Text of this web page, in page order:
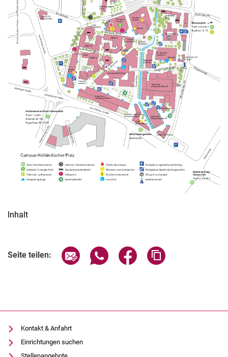
Alle Meldungen
Alle Termine
Inhalt
Seite teilen: Seite über E-Mail teilen
Seite über WhatsApp teilen
Seite über Facebook
Kontakt & Anfahrt
Einrichtungen suchen